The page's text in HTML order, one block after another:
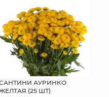
АУРИНКО
(25 ШТ)